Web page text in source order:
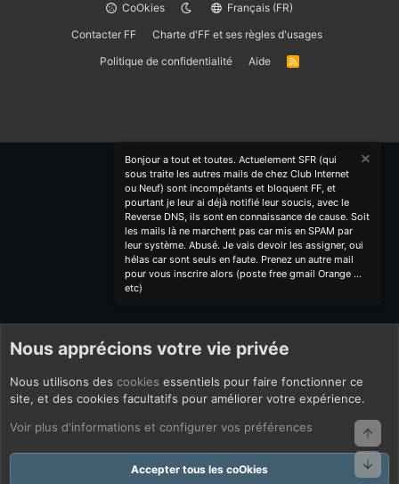
CoOkies
Français (FR)
Contacter FF
Charte d'FF et ses règles d'usages
Politique de confidentialité
Aide
R
Bonjour a tout et toutes. Actuelement SFR (qui
sous traite les autres mails de chez Club Internet
ou Neuf) sont incompétants et bloquent FF, et
pourtant je leur ai déjà notifié leur soucis, avec le
Reverse DNS, ils sont en connaissance de cause. Soit
les mails là ne marchent pas car mis en SPAM par
leur système. Abusé. Je vais devoir les assigner, oui
hélas car sont seuls en faute. Prenez un autre mail
pour vous inscrire alors (poste free gmail Orange ...
etc)
Nous apprécions votre vie privée
Nous utilisons des cookies essentiels pour faire fonctionner ce
site, et des cookies facultatifs pour améliorer votre expérience.
Voir plus d'informations et configurer vos préférences
Accepter tous les coOkies